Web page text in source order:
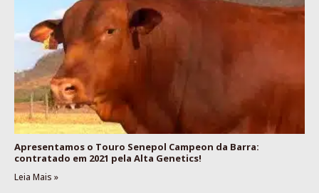
Apresentamos o Touro Senepol Campeon da Barra:
contratado em 2021 pela Alta Genetics!
Leia Mais »